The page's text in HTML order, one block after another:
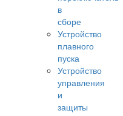
в
сборе
Устройство
плавного
пуска
Устройство
управления
и
защиты